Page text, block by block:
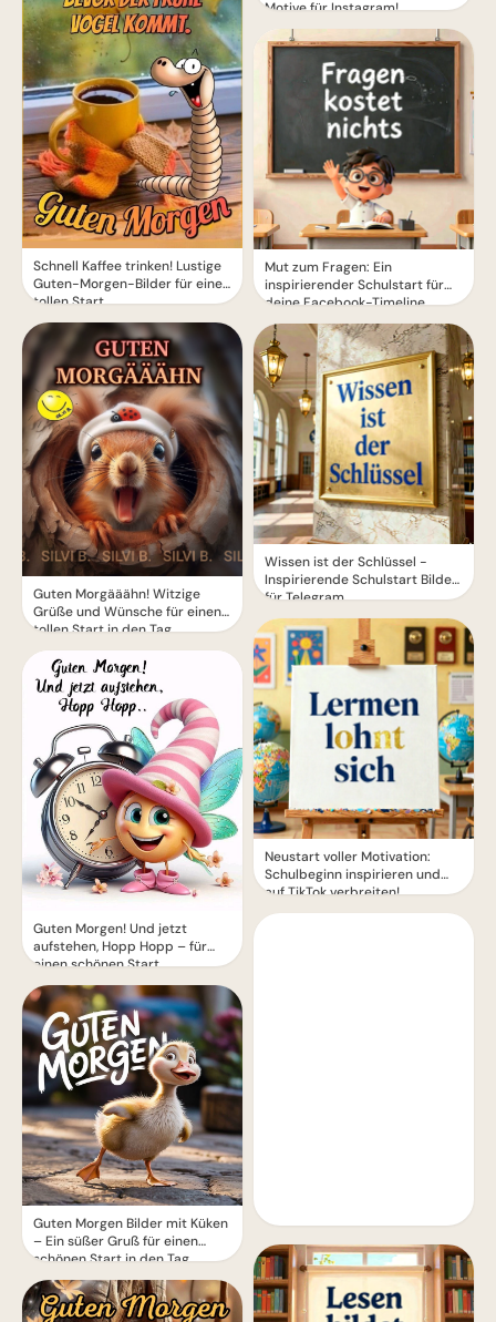
Schnell Kaffee trinken! Lustige
Guten-Morgen-Bilder für einen
tollen Start
Guten Morgääähn! Witzige
Grüße und Wünsche für einen
tollen Start in den Tag
Guten Morgen! Und jetzt
aufstehen, Hopp Hopp – für
einen schönen Start
Guten Morgen Bilder mit Küken
– Ein süßer Gruß für einen
schönen Start in den Tag
Motive für Instagram!
Mut zum Fragen: Ein
inspirierender Schulstart für
deine Facebook-Timeline
Wissen ist der Schlüssel -
Inspirierende Schulstart Bilder
für Telegram
Neustart voller Motivation:
Schulbeginn inspirieren und
auf TikTok verbreiten!